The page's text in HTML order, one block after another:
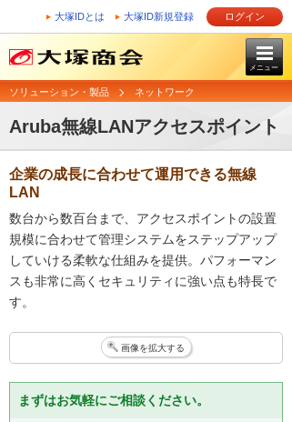
大塚IDとは 大塚ID新規登録 ログイン
メニュー
ソリューション・製品 ネットワーク
Aruba無線LANアクセスポイント
企業の成長に合わせて運用できる無線
LAN
数台から数百台まで、アクセスポイントの設置
規模に合わせて管理システムをステップアップ
していける柔軟な仕組みを提供。パフォーマン
スも非常に高くセキュリティに強い点も特長で
す。
画像を拡大する
まずはお気軽にご相談ください。